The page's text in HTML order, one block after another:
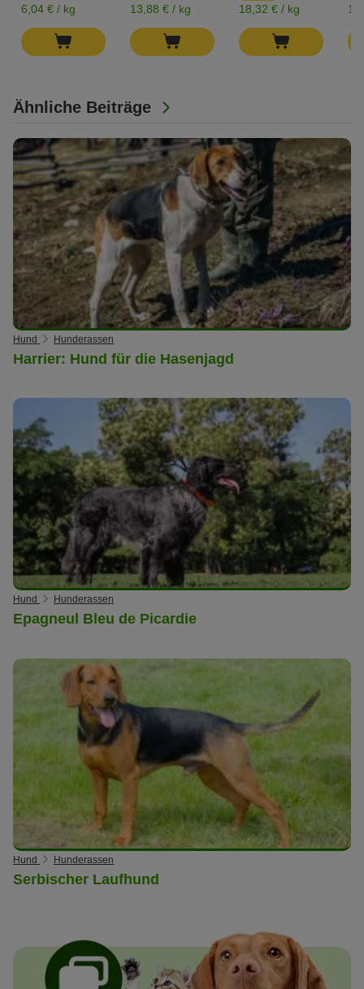
Ähnliche Beiträge
Hund Hunderassen
Harrier: Hund für die Hasenjagd
Hund Hunderassen
Epagneul Bleu de Picardie
Hund Hunderassen
Serbischer Laufhund
6,04 € / kg
13,88 € / kg
18,32 € / kg